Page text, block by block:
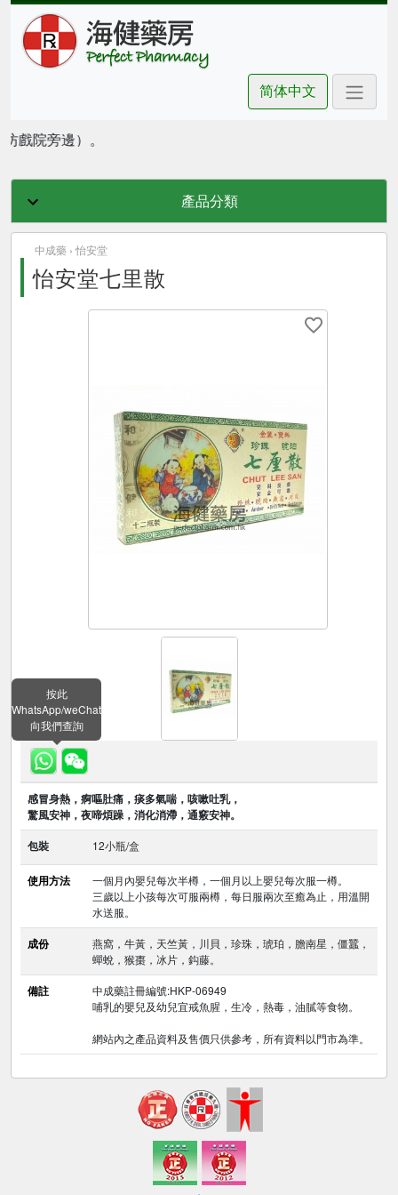
简体中文
戲院旁邊）。
產品分類
中成藥 › 怡安堂
怡安堂七里散
按此
WhatsApp/weChat
向我們查詢
感冒身熱，痾嘔肚痛，痰多氣喘，咳嗽吐乳，
驚風安神，夜啼煩躁，消化消滯，通竅安神。
包裝
12小瓶/盒
使用方法
一個月內嬰兒每次半樽，一個月以上嬰兒每次服一樽。
三歲以上小孩每次可服兩樽，每日服兩次至癒為止，用溫開
水送服。
成份
燕窩，牛黃，天竺黃，川貝，珍珠，琥珀，膽南星，僵蠶，
蟬蛻，猴棗，冰片，鈎藤。
備註
中成藥註冊編號:HKP-06949
哺乳的嬰兒及幼兒宜戒魚腥，生冷，熱毒，油膩等食物。
網站內之產品資料及售價只供參考，所有資料以門市為準。